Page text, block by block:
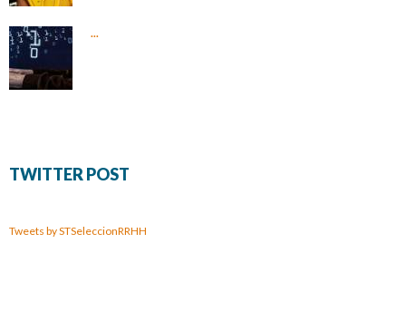
...
TWITTER POST
Tweets by STSeleccionRRHH